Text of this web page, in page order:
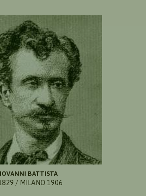
BATTISTA
/ MILANO 1906